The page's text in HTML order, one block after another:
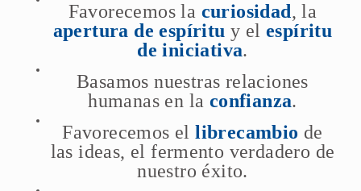
Favorecemos la curiosidad, la
apertura de espíritu y elespíritu
de iniciativa.
Basamos nuestras relaciones
humanas en la confianza.
Favorecemos ellibrecambio de
las ideas, el fermento verdadero de
nuestro éxito.